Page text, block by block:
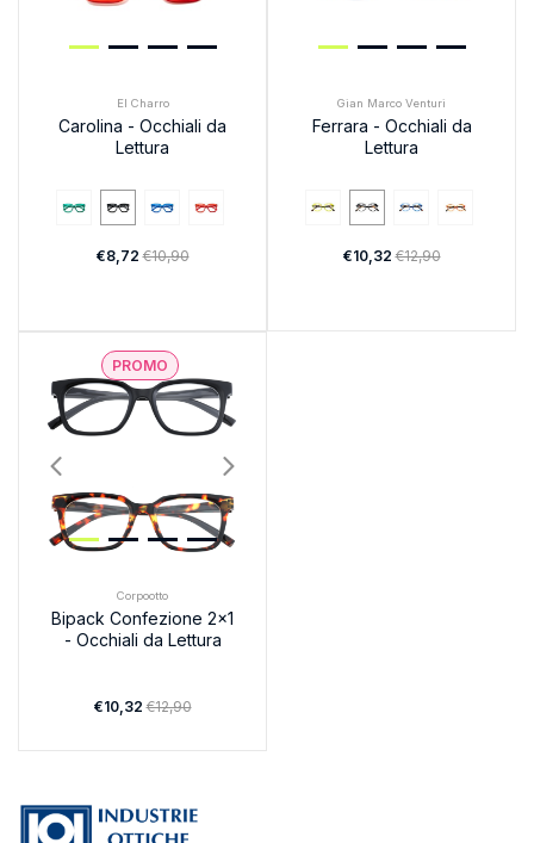
El Charro
Carolina - Occhiali da
Lettura
€8,72€10,90
Gian Marco Venturi
Ferrara - Occhiali da
Lettura
€10,32€12,90
PROMO
Corpootto
Bipack Confezione 2x1
- Occhiali da Lettura
€10,32€12,90